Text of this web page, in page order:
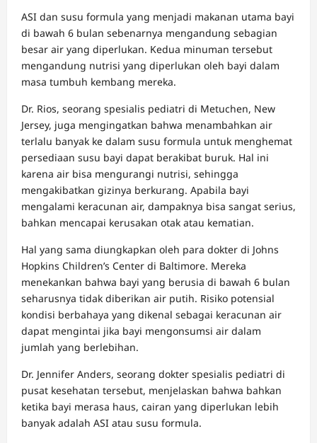
ASI dan susu formula yang menjadi makanan utama bayi
di bawah 6 bulan sebenarnya mengandung sebagian
besar air yang diperlukan. Kedua minuman tersebut
mengandung nutrisi yang diperlukan oleh bayi dalam
masa tumbuh kembang mereka.
Dr. Rios, seorang spesialis pediatri di Metuchen, New
Jersey, juga mengingatkan bahwa menambahkan air
terlalu banyak ke dalam susu formula untuk menghemat
persediaan susu bayi dapat berakibat buruk. Hal ini
karena air bisa mengurangi nutrisi, sehingga
mengakibatkan gizinya berkurang. Apabila bayi
mengalami keracunan air, dampaknya bisa sangat serius,
bahkan mencapai kerusakan otak atau kematian.
Hal yang sama diungkapkan oleh para dokter di Johns
Hopkins Children’s Center di Baltimore. Mereka
menekankan bahwa bayi yang berusia di bawah 6 bulan
seharusnya tidak diberikan air putih. Risiko potensial
kondisi berbahaya yang dikenal sebagai keracunan air
dapat mengintai jika bayi mengonsumsi air dalam
jumlah yang berlebihan.
Dr. Jennifer Anders, seorang dokter spesialis pediatri di
pusat kesehatan tersebut, menjelaskan bahwa bahkan
ketika bayi merasa haus, cairan yang diperlukan lebih
banyak adalah ASI atau susu formula.